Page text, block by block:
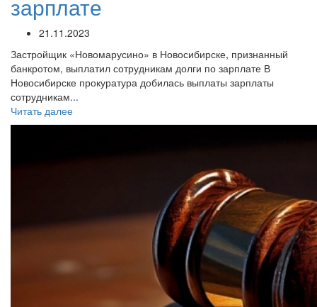
зарплате
21.11.2023
Застройщик «Новомарусино» в Новосибирске, признанный
банкротом, выплатил сотрудникам долги по зарплате В
Новосибирске прокуратура добилась выплаты зарплаты
сотрудникам...
Читать далее